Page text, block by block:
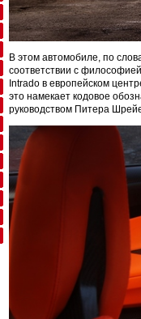
В этом автомобиле, по
соответствии с
Intrado в европейском
это намекает кодовое
руководством Питера